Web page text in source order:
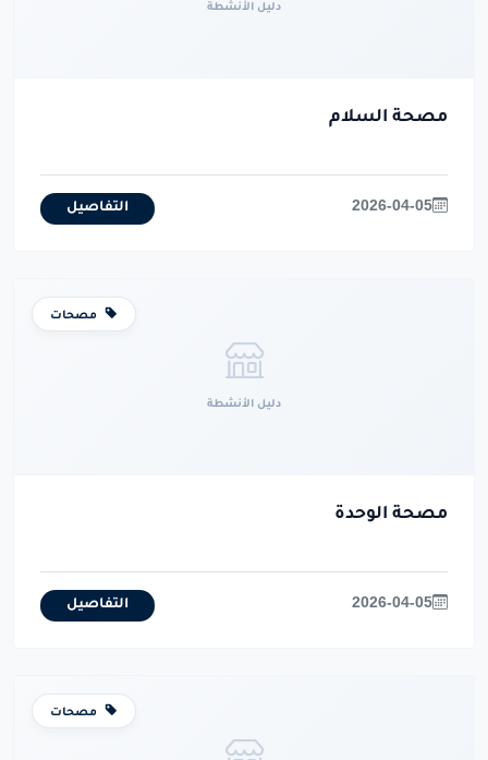
دليل الأنشطة
مصحة السلام
2026-04-05 التفاصيل
دليل الأنشطة
مصحات
مصحة الوحدة
2026-04-05 التفاصيل
مصحات